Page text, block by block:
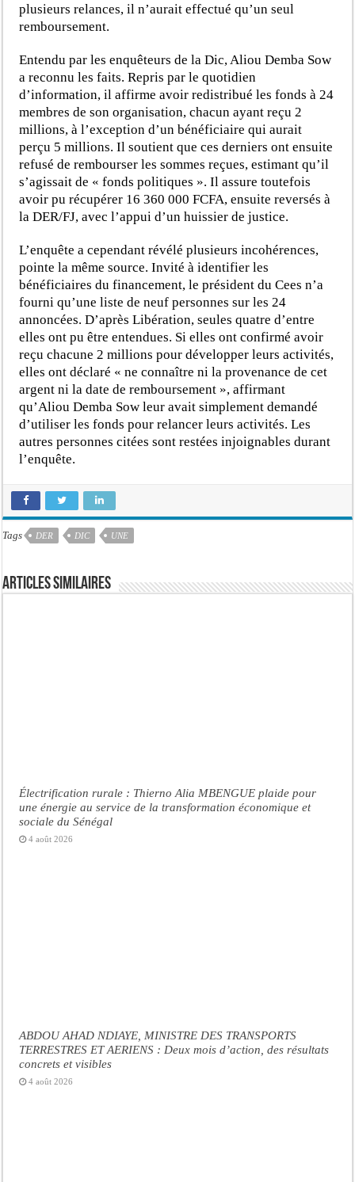
plusieurs relances, il n’aurait effectué qu’un seul
remboursement.
Entendu par les enquêteurs de la Dic, Aliou Demba Sow
a reconnu les faits. Repris par le quotidien
d’information, il affirme avoir redistribué les fonds à 24
membres de son organisation, chacun ayant reçu 2
millions, à l’exception d’un bénéficiaire qui aurait
perçu 5 millions. Il soutient que ces derniers ont ensuite
refusé de rembourser les sommes reçues, estimant qu’il
s’agissait de « fonds politiques ». Il assure toutefois
avoir pu récupérer 16 360 000 FCFA, ensuite reversés à
la DER/FJ, avec l’appui d’un huissier de justice.
L’enquête a cependant révélé plusieurs incohérences,
pointe la même source. Invité à identifier les
bénéficiaires du financement, le président du Cees n’a
fourni qu’une liste de neuf personnes sur les 24
annoncées. D’après Libération, seules quatre d’entre
elles ont pu être entendues. Si elles ont confirmé avoir
reçu chacune 2 millions pour développer leurs activités,
elles ont déclaré « ne connaître ni la provenance de cet
argent ni la date de remboursement », affirmant
qu’Aliou Demba Sow leur avait simplement demandé
d’utiliser les fonds pour relancer leurs activités. Les
autres personnes citées sont restées injoignables durant
l’enquête.
Tags DER DIC UNE
Articles similaires
Électrification rurale : Thierno Alia MBENGUE plaide pour
une énergie au service de la transformation économique et
sociale du Sénégal
4 août 2026
ABDOU AHAD NDIAYE, MINISTRE DES TRANSPORTS
TERRESTRES ET AERIENS : Deux mois d’action, des résultats
concrets et visibles
4 août 2026